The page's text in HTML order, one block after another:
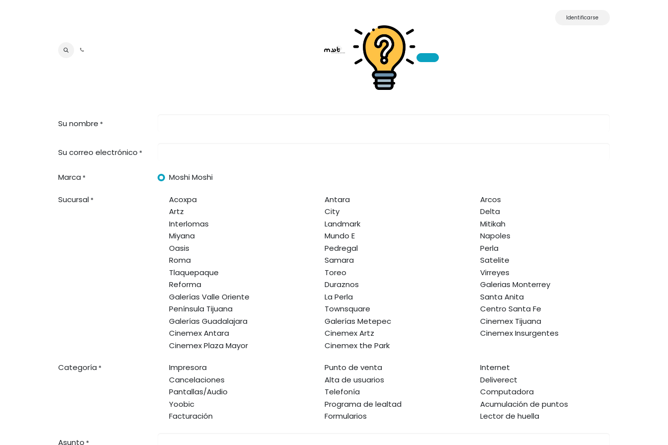
Identificarse
Su nombre *
Su correo electrónico *
Marca * Moshi Moshi
Sucursal * Acoxpa Antara
Arcos
Artz
City
Delta
Interlomas
Landmark
Mitikah
Miyana
Mundo E
Napoles
Oasis
Pedregal
Perla
Roma
Samara
Satelite
Tlaquepaque
Toreo
Virreyes
Reforma
Duraznos
Galerias Monterrey
Galerías Valle Oriente
La Perla
Santa Anita
Península Tijuana
Townsquare
Centro Santa Fe
Galerías Guadalajara
Galerías Metepec
Cinemex Tijuana
Cinemex Antara
Cinemex Artz
Cinemex Insurgentes
Cinemex Plaza Mayor
Cinemex the Park
Categoría * Impresora Punto de venta
Internet
Cancelaciones
Alta de usuarios
Deliverect
Pantallas/Audio
Telefonía
Computadora
Yoobic
Programa de lealtad
Acumulación de puntos
Facturación
Formularios Lector de huella
Asunto *